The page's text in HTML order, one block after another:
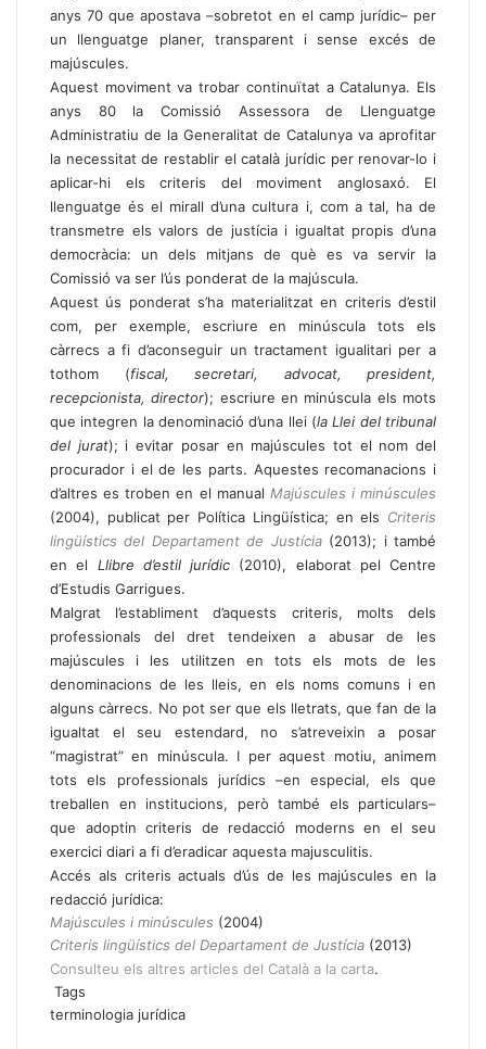
anys 70 que apostava –sobretot en el camp jurídic– per
un llenguatge planer, transparent i sense excés de
majúscules.
Aquest moviment va trobar continuïtat a Catalunya. Els
anys 80 la Comissió Assessora de Llenguatge
Administratiu de la Generalitat de Catalunya va aprofitar
la necessitat de restablir el català jurídic per renovar-lo i
aplicar-hi els criteris del moviment anglosaxó. El
llenguatge és el mirall d’una cultura i, com a tal, ha de
transmetre els valors de justícia i igualtat propis d’una
democràcia: un dels mitjans de què es va servir la
Comissió va ser l’ús ponderat de la majúscula.
Aquest ús ponderat s’ha materialitzat en criteris d’estil
com, per exemple, escriure en minúscula tots els
càrrecs a fi d’aconseguir un tractament igualitari per a
tothom (fiscal, secretari, advocat, president,
recepcionista, director); escriure en minúscula els mots
que integren la denominació d’una llei (la Llei del tribunal
del jurat); i evitar posar en majúscules tot el nom del
procurador i el de les parts. Aquestes recomanacions i
d’altres es troben en el manual Majúscules i minúscules
(2004), publicat per Política Lingüística; en els Criteris
lingüístics del Departament de Justícia(2013); i també
en el Llibre d’estil jurídic (2010), elaborat pel Centre
d’Estudis Garrigues.
Malgrat l’establiment d’aquests criteris, molts dels
professionals del dret tendeixen a abusar de les
majúscules i les utilitzen en tots els mots de les
denominacions de les lleis, en els noms comuns i en
alguns càrrecs. No pot ser que els lletrats, que fan de la
igualtat el seu estendard, no s’atreveixin a posar
“magistrat” en minúscula. I per aquest motiu, animem
tots els professionals jurídics –en especial, els que
treballen en institucions, però també els particulars–
que adoptin criteris de redacció moderns en el seu
exercici diari a fi d’eradicar aquesta majusculitis.
Accés als criteris actuals d’ús de les majúscules en la
redacció jurídica:
Majúscules i minúscules (2004)
Criteris lingüístics del Departament de Justícia (2013)
Consulteu els altres articles del Català a la carta.
Tags
terminologia jurídica